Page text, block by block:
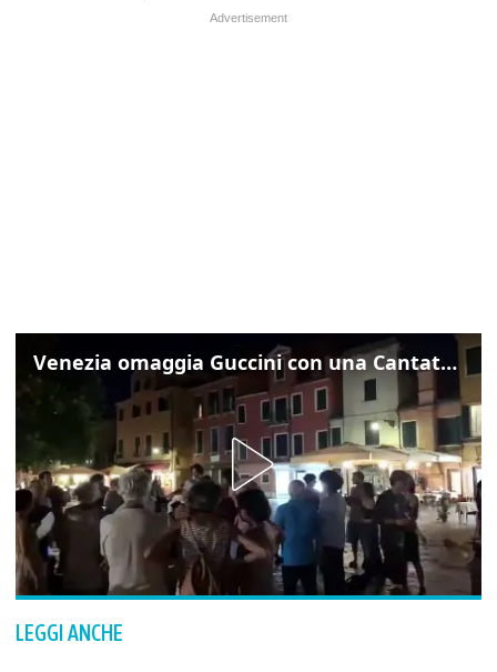
Venezia omaggia Guccini con una Cantata Anarchica in campo Santa Margherita
LEGGI ANCHE